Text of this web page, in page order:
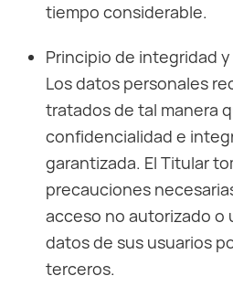
tiempo considerable.
Principio de integridad
Los datos personales
tratados de tal manera
confidencialidad e
garantizada. El Titular
precauciones
acceso no autorizado o
datos de sus usuarios
terceros.